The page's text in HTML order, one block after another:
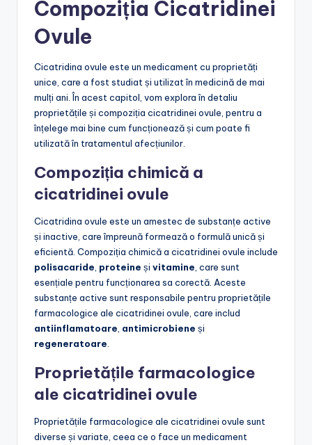
Compoziția Cicatridinei
Ovule
Cicatridina ovule este un medicament cu proprietăți
unice, care a fost studiat și utilizat în medicină de mai
mulți ani. În acest capitol, vom explora în detaliu
proprietățile și compoziția cicatridinei ovule, pentru a
înțelege mai bine cum funcționează și cum poate fi
utilizată în tratamentul afecțiunilor.
Compoziția chimică a
cicatridinei ovule
Cicatridina ovule este un amestec de substanțe active
și inactive, care împreună formează o formulă unică și
eficientă. Compoziția chimică a cicatridinei ovule include
polisacaride proteine și vitamine , care sunt
esențiale pentru funcționarea sa corectă. Aceste
substanțe active sunt responsabile pentru proprietățile
farmacologice ale cicatridinei ovule, care includ
antiinflamatoare antimicrobiene și
regeneratoare
Proprietățile farmacologice
ale cicatridinei ovule
Proprietățile farmacologice ale cicatridinei ovule sunt
diverse și variate, ceea ce o face un medicament